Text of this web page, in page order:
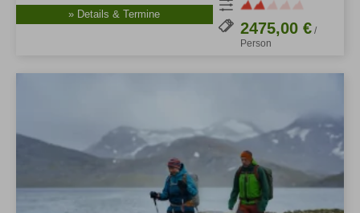
Sommer
Team
Partner & Freunde
Tipps & Tricks Schwierigkeits-Bewertung
Newsletter
Kontakt
E-Mail Tel.: 08326 385 63 33
» Details & Termine
2475,00 €/
Person